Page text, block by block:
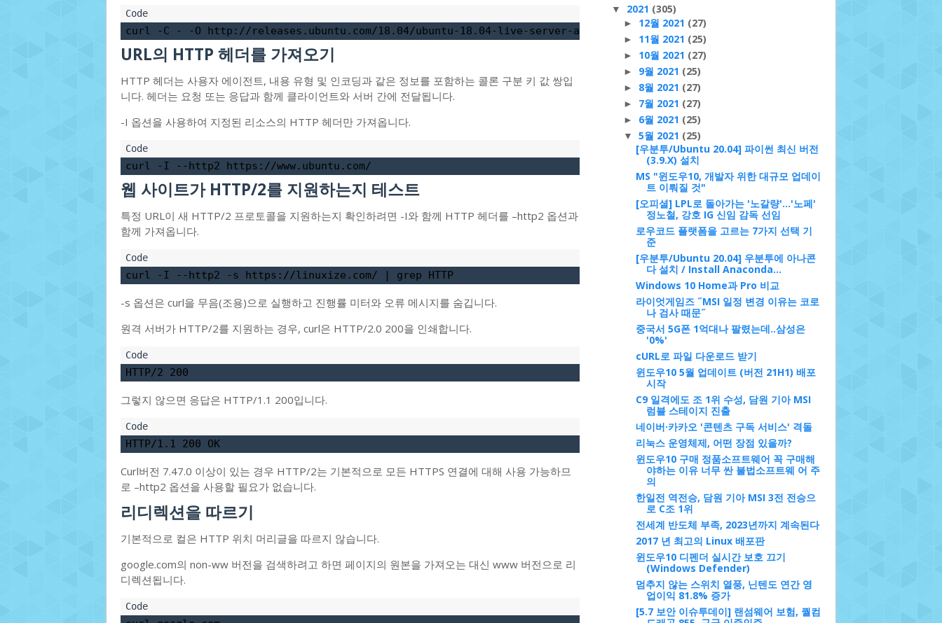
curl -C - -O http://releases.ubuntu.com/18.04/ubuntu-18.04-live-server-amd64.iso
URL의 HTTP 헤더를 가져오기
HTTP 헤더는 사용자 에이전트, 내용 유형 및 인코딩과 같은 정보를 포함하는 콜론 구분 키 값 쌍입
니다. 헤더는 요청 또는 응답과 함께 클라이언트와 서버 간에 전달됩니다.
-I 옵션을 사용하여 지정된 리소스의 HTTP 헤더만 가져옵니다.
curl -I --http2 https://www.ubuntu.com/
웹 사이트가 HTTP/2를 지원하는지 테스트
특정 URL이 새 HTTP/2 프로토콜을 지원하는지 확인하려면 -I와 함께 HTTP 헤더를 –http2 옵션과
함께 가져옵니다.
curl -I --http2 -s https://linuxize.com/ | grep HTTP
-s 옵션은 curl을 무음(조용)으로 실행하고 진행률 미터와 오류 메시지를 숨깁니다.
원격 서버가 HTTP/2를 지원하는 경우, curl은 HTTP/2.0 200을 인쇄합니다.
HTTP/2 200
그렇지 않으면 응답은 HTTP/1.1 200입니다.
HTTP/1.1 200 OK
Curl버전 7.47.0 이상이 있는 경우 HTTP/2는 기본적으로 모든 HTTPS 연결에 대해 사용 가능하므
로 –http2 옵션을 사용할 필요가 없습니다.
리디렉션을 따르기
기본적으로 컬은 HTTP 위치 머리글을 따르지 않습니다.
google.com의 non-ww 버전을 검색하려고 하면 페이지의 원본을 가져오는 대신 www 버전으로 리
디렉션됩니다.
▼ 2021 (305)
► 12월 2021 (27)
► 11월 2021 (25)
► 10월 2021 (27)
► 9월 2021 (25)
► 8월 2021 (27)
► 7월 2021 (27)
► 6월 2021 (25)
▼ 5월 2021 (25)
[우분투/Ubuntu 20.04] 파이썬 최신 버전
(3.9.X) 설치
MS "윈도우10, 개발자 위한 대규모 업데이
트 이뤄질 것"
[오피셜] LPL로 돌아가는 '노갈량'...'노페'
정노철, 강호 IG 신임 감독 선임
로우코드 플랫폼을 고르는 7가지 선택 기
준
[우분투/Ubuntu 20.04] 우분투에 아나콘
다 설치 / Install Anaconda...
Windows 10 Home과 Pro 비교
라이엇게임즈 ˝MSI 일정 변경 이유는 코로
나 검사 때문˝
중국서 5G폰 1억대나 팔렸는데..삼성은
'0%'
cURL로 파일 다운로드 받기
윈도우10 5월 업데이트 (버전 21H1) 배포
시작
C9 일격에도 조 1위 수성, 담원 기아 MSI
럼블 스테이지 진출
네이버·카카오 '콘텐츠 구독 서비스' 격돌
리눅스 운영체제, 어떤 장점 있을까?
윈도우10 구매 정품소프트웨어 꼭 구매해
야하는 이유 너무 싼 불법소프트웨 어 주
의
한일전 역전승, 담원 기아 MSI 3전 전승으
로 C조 1위
전세계 반도체 부족, 2023년까지 계속된다
2017 년 최고의 Linux 배포판
윈도우10 디펜더 실시간 보호 끄기
(Windows Defender)
멈추지 않는 스위치 열풍, 닌텐도 연간 영
업이익 81.8% 증가
[5.7 보안 이슈투데이] 랜섬웨어 보험, 퀄컴